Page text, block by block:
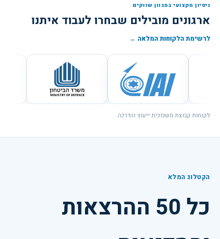
ניסיון מקצועי במגוון שווקים
ארגונים מובילים שבחרו לעבוד איתנו
לרשימת הלקוחות המלאה ←
לקוחות קבוצת משכוכית ייעוץ והדרכה.
הקטלוג המלא
כל 50 ההרצאות